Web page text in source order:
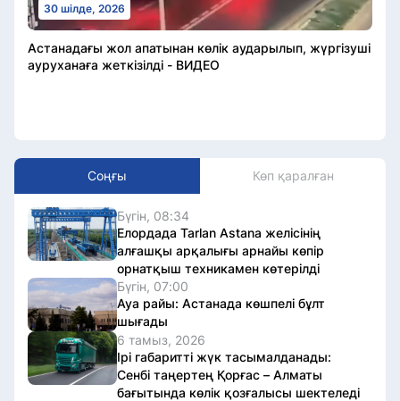
30 шілде, 2026
Астанадағы жол апатынан көлік аударылып, жүргізуші
ауруханаға жеткізілді - ВИДЕО
Соңғы Көп қаралған
Бүгін, 08:34
Елордада Tarlan Astana желісінің
алғашқы арқалығы арнайы көпір
орнатқыш техникамен көтерілді
Бүгін, 07:00
Ауа райы: Астанада көшпелі бұлт
шығады
6 тамыз, 2026
Ірі габаритті жүк тасымалданады:
Сенбі таңертең Қорғас – Алматы
бағытында көлік қозғалысы шектеледі